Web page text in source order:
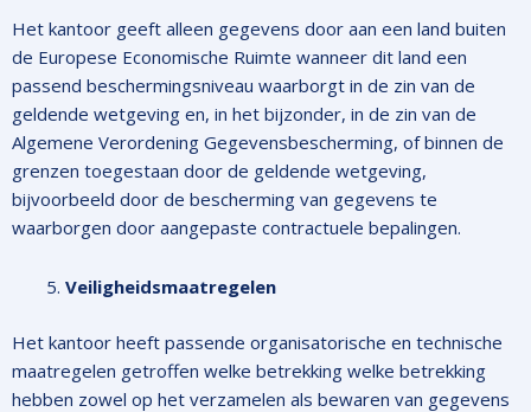
Het kantoor geeft alleen gegevens door aan een land buiten
de Europese Economische Ruimte wanneer dit land een
passend beschermingsniveau waarborgt in de zin van de
geldende wetgeving en, in het bijzonder, in de zin van de
Algemene Verordening Gegevensbescherming, of binnen de
grenzen toegestaan door de geldende wetgeving,
bijvoorbeeld door de bescherming van gegevens te
waarborgen door aangepaste contractuele bepalingen.
Veiligheidsmaatregelen
Het kantoor heeft passende organisatorische en technische
maatregelen getroffen welke betrekking welke betrekking
hebben zowel op het verzamelen als bewaren van gegevens